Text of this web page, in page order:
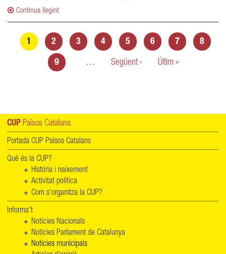
Continua llegint
Pàgines
1 2 3 4 5 6 7 8
9 … Següent › Últim »
CUP Països Catalans
Portada CUP Països Catalans
Què és la CUP?
Història i naixement
Activitat política
Com s'organitza la CUP?
Informa't
Notícies Nacionals
Notícies Parlament de Catalunya
Notícies municipals